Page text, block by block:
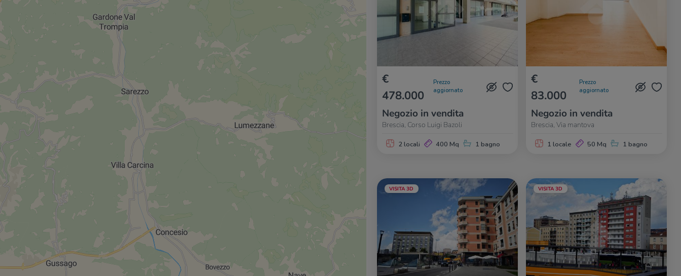
€
478.000
Prezzo
aggiornato
Negozio in vendita
Brescia, Corso Luigi Bazoli
2 locali 400 Mq 1 bagno
€
83.000
Prezzo
aggiornato
Negozio in vendita
Brescia, Via mantova
1 locale 50 Mq 1 bagno
VISITA 3D VISITA 3D